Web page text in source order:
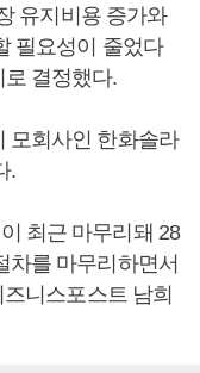
유지비용 증가와
필요성이 줄었다
결정했다.
모회사인 한화솔라
.
최근 마무리돼 28
차를 마무리하면서
니스포스트 남희